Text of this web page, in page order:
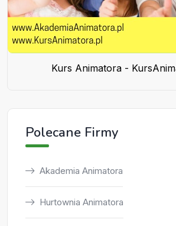
Kurs Animatora -
Polecane Firmy
Akademia Animatora
Hurtownia Animatora